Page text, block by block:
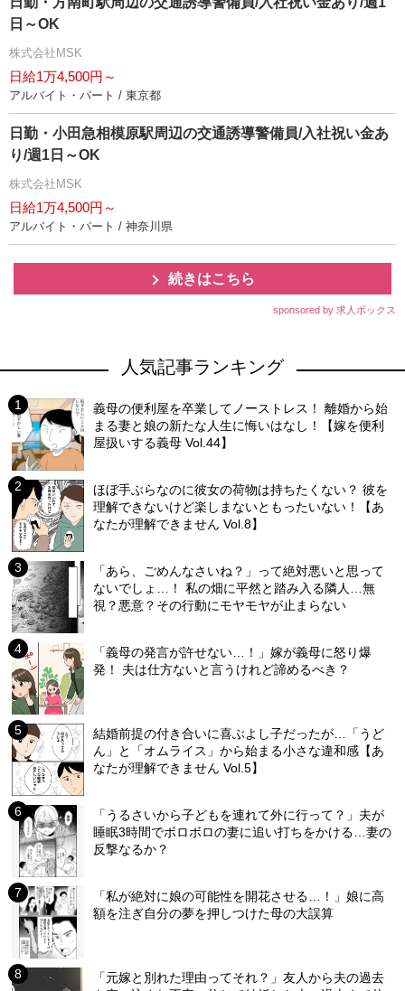
日～OK
株式会社MSK
日給1万4,500円～
アルバイト・パート / 東京都
日勤・小田急相模原駅周辺の交通誘導警備員/入社祝い金あ
り/週1日～OK
株式会社MSK
日給1万4,500円～
アルバイト・パート / 神奈川県
続きはこちら
sponsored by 求人ボックス
人気記事ランキング
義母の便利屋を卒業してノーストレス！ 離婚から始
まる妻と娘の新たな人生に悔いはなし！【嫁を便利
屋扱いする義母 Vol.44】
ほぼ手ぶらなのに彼女の荷物は持ちたくない？ 彼を
理解できないけど楽しまないともったいない！【あ
なたが理解できません Vol.8】
「あら、ごめんなさいね？」って絶対悪いと思って
ないでしょ…！ 私の畑に平然と踏み入る隣人…無
視？悪意？その行動にモヤモヤが止まらない
「義母の発言が許せない…！」嫁が義母に怒り爆
発！ 夫は仕方ないと言うけれど諦めるべき？
結婚前提の付き合いに喜ぶよし子だったが…「うど
ん」と「オムライス」から始まる小さな違和感【あ
なたが理解できません Vol.5】
「うるさいから子どもを連れて外に行って？」夫が
睡眠3時間でボロボロの妻に追い打ちをかける…妻の
反撃なるか？
「私が絶対に娘の可能性を開花させる…！」娘に高
額を注ぎ自分の夢を押しつけた母の大誤算
「元嫁と別れた理由ってそれ？」友人から夫の過去